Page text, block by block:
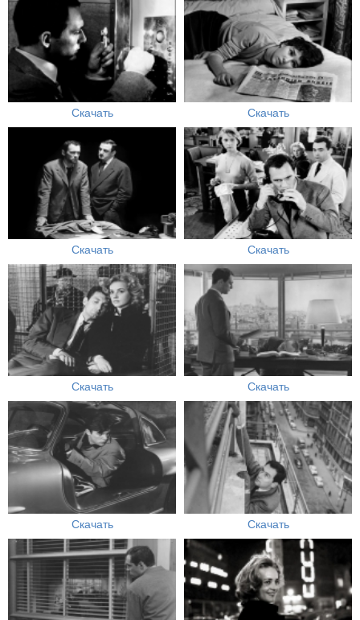
Скачать Скачать
Скачать Скачать
Скачать Скачать
Скачать Скачать